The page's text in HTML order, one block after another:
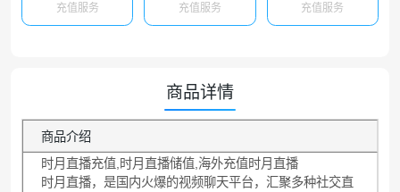
充值服务 充值服务 充值服务
商品详情
商品介绍
时月直播充值,时月直播储值,海外充值时月直播
时月直播，是国内火爆的视频聊天平台，汇聚多种社交直